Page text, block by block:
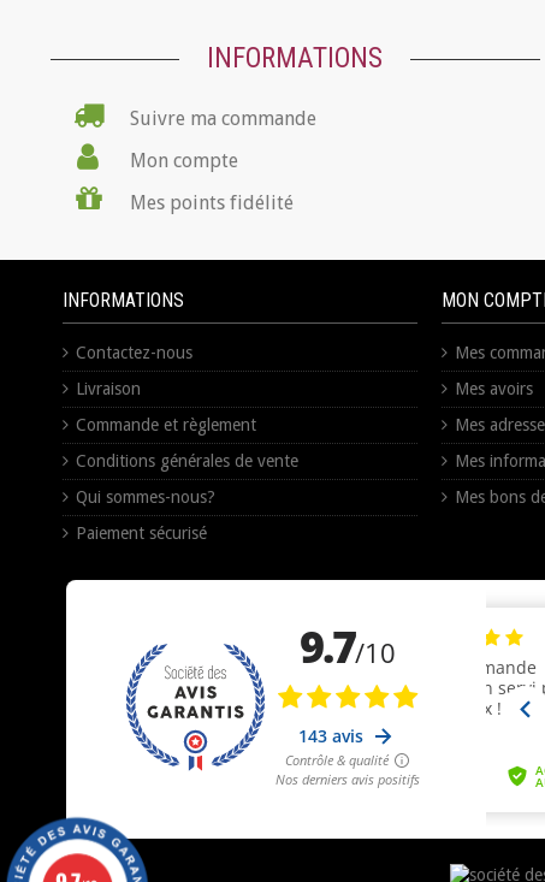
INFORMATIONS
Suivre ma commande
Mon compte
Mes points fidélité
INFORMATIONS
Contactez-nous
Livraison
Commande et règlement
Conditions générales de vente
Qui sommes-nous?
Paiement sécurisé
MON
Mes
Mes avoirs
Mes
Mes
Mes bons